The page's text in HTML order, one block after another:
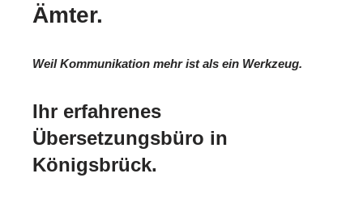
Ämter.
Weil Kommunikation mehr ist als ein Werkzeug.
Ihr erfahrenes
Übersetzungsbüro in
Königsbrück.